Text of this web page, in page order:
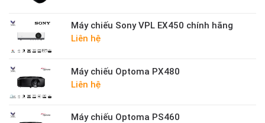
Máy chiếu Sony VPL EX450 chính hãng
Liên hệ
Máy chiếu Optoma PX480
Liên hệ
Máy chiếu Optoma PS460